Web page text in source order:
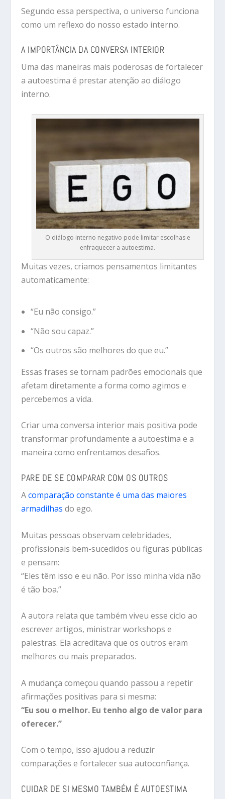
Segundo essa perspectiva, o universo funciona
como um reflexo do nosso estado interno.
A IMPORTÂNCIA DA CONVERSA INTERIOR
Uma das maneiras mais poderosas de fortalecer
a autoestima é prestar atenção ao diálogo
interno.
O diálogo interno negativo pode limitar escolhas e
enfraquecer a autoestima.
Muitas vezes, criamos pensamentos limitantes
automaticamente:
“Eu não consigo.”
“Não sou capaz.”
“Os outros são melhores do que eu.”
Essas frases se tornam padrões emocionais que
afetam diretamente a forma como agimos e
percebemos a vida.
Criar uma conversa interior mais positiva pode
transformar profundamente a autoestima e a
maneira como enfrentamos desafios.
PARE DE SE COMPARAR COM OS OUTROS
Acomparação constante é uma das maiores
armadilhas do ego.
Muitas pessoas observam celebridades,
profissionais bem-sucedidos ou figuras públicas
e pensam:
“Eles têm isso e eu não. Por isso minha vida não
é tão boa.”
A autora relata que também viveu esse ciclo ao
escrever artigos, ministrar workshops e
palestras. Ela acreditava que os outros eram
melhores ou mais preparados.
A mudança começou quando passou a repetir
afirmações positivas para si mesma:
“Eu sou o melhor. Eu tenho algo de valor para
oferecer.”
Com o tempo, isso ajudou a reduzir
comparações e fortalecer sua autoconfiança.
CUIDAR DE SI MESMO TAMBÉM É AUTOESTIMA